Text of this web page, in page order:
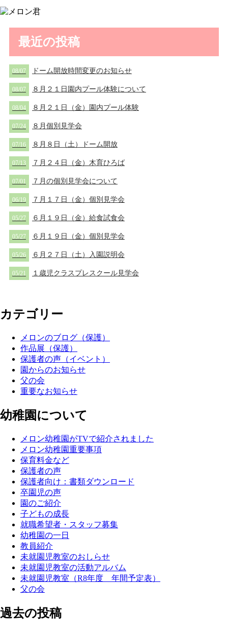
最近の投稿
08/07 ドーム開放時間変更のお知らせ
08/07 ８月２１日園内プール体験について
08/04 ８月２１日（金）園内プール体験
07/24 ８月個別見学会
07/16 ８月８日（土）ドーム開放
07/13 ７月２４日（金）木育ひろば
07/01 ７月の個別見学会について
06/19 ７月１７日（金）個別見学会
05/27 ６月１９日（金）給食試食会
05/27 ６月１９日（金）個別見学会
05/26 ６月２７日（土）入園説明会
05/21 １歳児クラスプレスクール見学会
カテゴリー
メロンのブログ（保護）
作品展（保護）
保護者の声（イベント）
園からのお知らせ
父の会
重要なお知らせ
幼稚園について
メロン幼稚園がTVで紹介されました
メロン幼稚園重要事項
保育料金など
保護者の声
保護者向け：書類ダウンロード
卒園児の声
園のご紹介
子どもの成長
就職希望者・スタッフ募集
幼稚園の一日
教員紹介
未就園児教室のおしらせ
未就園児教室の活動アルバム
未就園児教室（R8年度 年間予定表）
父の会
過去の投稿